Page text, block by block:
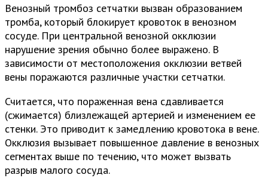
Венозный тромбоз сетчатки вызван образованием
тромба, который блокирует кровоток в венозном
сосуде. При центральной венозной окклюзии
нарушение зрения обычно более выражено. В
зависимости от местоположения окклюзии ветвей
вены поражаются различные участки сетчатки.
Считается, что пораженная вена сдавливается
(сжимается) близлежащей артерией и изменением ее
стенки. Это приводит к замедлению кровотока в вене.
Окклюзия вызывает повышенное давление в венозных
сегментах выше по течению, что может вызвать
разрыв малого сосуда.